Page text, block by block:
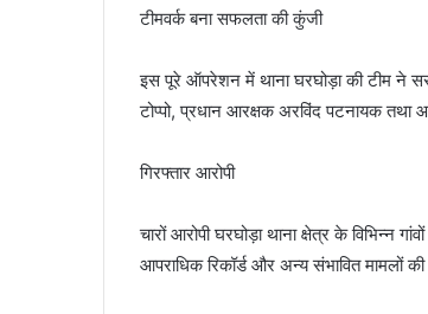
टीमवर्क बना सफलता की कुंजी
इस पूरे ऑपरेशन में थाना घरघोड़ा की टीम ने
टोप्पो, प्रधान आरक्षक अरविंद पटनायक
गिरफ्तार आरोपी
चारों आरोपी घरघोड़ा थाना क्षेत्र के
आपराधिक रिकॉर्ड और अन्य संभावित मामलों